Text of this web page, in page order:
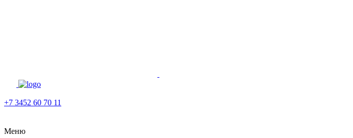
+7 3452 60 70 11
Меню